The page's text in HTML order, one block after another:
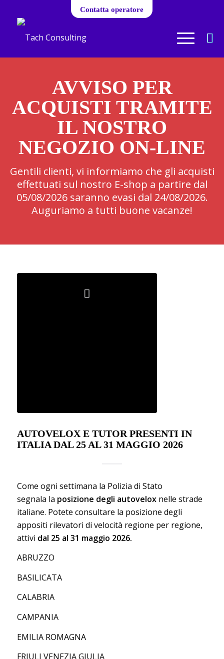
Contatta operatore
AVVISO PER
ACQUISTI TRAMITE
IL NOSTRO
NEGOZIO ON-LINE
Gentili clienti, vi informiamo che gli acquisti
effettuati sul nostro E-shop a partire dal
05/08/2026 saranno evasi dal 24/08/2026.
Auguriamo a tutti buone vacanze!
AUTOVELOX E TUTOR PRESENTI IN
ITALIA DAL 25 AL 31 MAGGIO 2026
Come ogni settimana la Polizia di Stato
segnala la posizione degli autoveloxnelle strade
italiane. Potete consultare la posizione degli
appositi rilevatori di velocità regione per regione,
attivi dal 25 al 31 maggio 2026.
ABRUZZO
BASILICATA
CALABRIA
CAMPANIA
EMILIA ROMAGNA
FRIULI VENEZIA GIULIA